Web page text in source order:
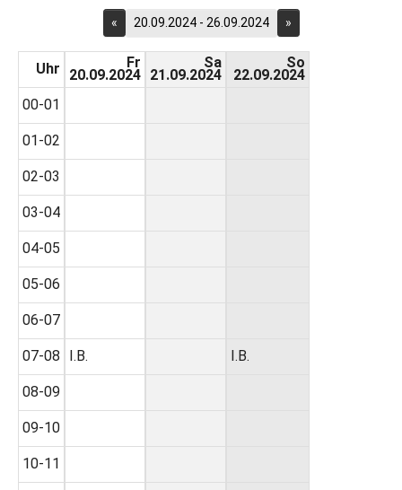
« 20.09.2024 - 26.09.2024 »
Uhr
00-01
01-02
02-03
03-04
04-05
05-06
06-07
07-08
08-09
09-10
10-11
Fr
20.09.2024
I.B.
Sa
21.09.2024
So
22.09.2024
I.B.